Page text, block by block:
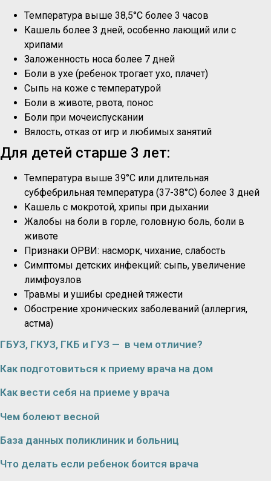
Температура выше 38,5°C более 3 часов
Кашель более 3 дней, особенно лающий или с
хрипами
Заложенность носа более 7 дней
Боли в ухе (ребенок трогает ухо, плачет)
Сыпь на коже с температурой
Боли в животе, рвота, понос
Боли при мочеиспускании
Вялость, отказ от игр и любимых занятий
Для детей старше 3 лет:
Температура выше 39°C или длительная
субфебрильная температура (37-38°C) более 3 дней
Кашель с мокротой, хрипы при дыхании
Жалобы на боли в горле, головную боль, боли в
животе
Признаки ОРВИ: насморк, чихание, слабость
Симптомы детских инфекций: сыпь, увеличение
лимфоузлов
Травмы и ушибы средней тяжести
Обострение хронических заболеваний (аллергия,
астма)
ГБУЗ, ГКУЗ, ГКБ и ГУЗ — в чем отличие?
Как подготовиться к приему врача на дом
Как вести себя на приеме у врача
Чем болеют весной
База данных поликлиник и больниц
Что делать если ребенок боится врача